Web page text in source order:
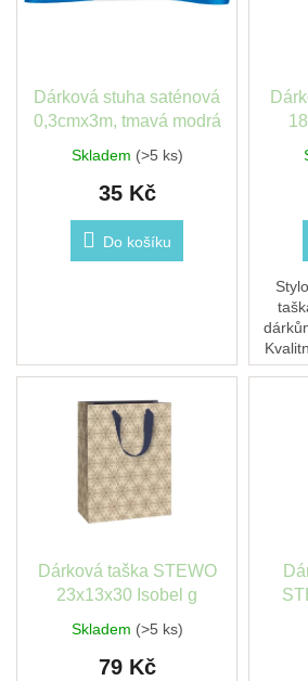
léto
Novinky
Dárková stuha saténová
0,3cmx3m, tmavá modrá
Skladem (>5 ks)
35 Kč
Do košíku
design
Dárková taška STEWO
23x13x30 Isobel g
Skladem (>5 ks)
79 Kč